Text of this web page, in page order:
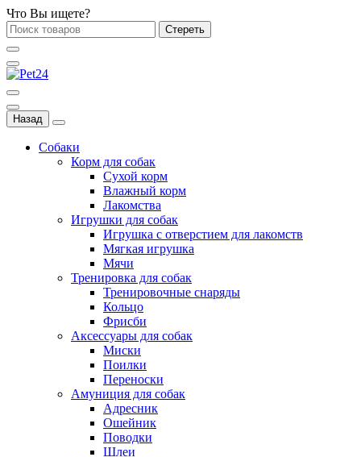
Что Вы ищете?
Стереть
Назад
Собаки
Корм для собак
Сухой корм
Влажный корм
Лакомства
Игрушки для собак
Игрушка с отверстием для лакомств
Мягкая игрушка
Мячи
Тренировка для собак
Тренировочные снаряды
Кольцо
Фрисби
Аксессуары для собак
Миски
Поилки
Переноски
Амуниция для собак
Адресник
Ошейник
Поводки
Шлеи